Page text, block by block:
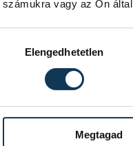
számukra vagy az Ön
Elengedhetetlen
Megtagad